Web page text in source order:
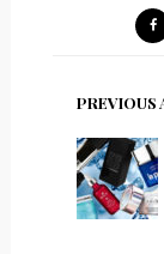
PREVIOUS